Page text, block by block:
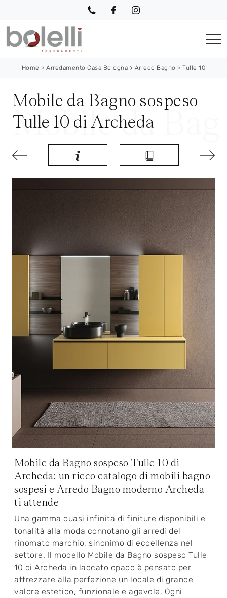
Home >Arredamento Casa Bologna > Arredo Bagno >Tulle 10
Mobile da Bagno sospeso
Tulle 10 di Archeda
Mobile da Bagno sospeso Tulle 10 di
Archeda: un ricco catalogo di mobili bagno
sospesi e Arredo Bagno moderno Archeda
ti attende
Una gamma quasi infinita di finiture disponibili e
tonalità alla moda connotano gli arredi del
rinomato marchio, sinonimo di eccellenza nel
settore. Il modello Mobile da Bagno sospeso Tulle
10 di Archeda in laccato opaco è pensato per
attrezzare alla perfezione un locale di grande
valore estetico, funzionale e agevole. Ogni